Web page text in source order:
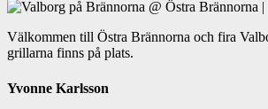
Välkommen till Östra Brännorna och fira
grillarna finns på plats.
Yvonne Karlsson